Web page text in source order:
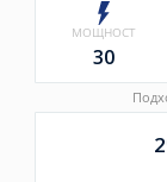
МОЩНОСТ
30